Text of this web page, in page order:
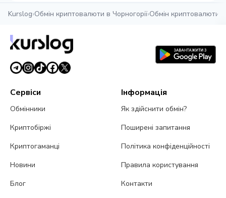
Kurslog›Обмін криптовалюти в Чорногорії›Обмін криптовалюти в
Сервіси
Обмінники
Криптобіржі
Криптогаманці
Новини
Блог
Інформація
Як здійснити обмін?
Поширені запитання
Політика конфіденційності
Правила користування
Контакти